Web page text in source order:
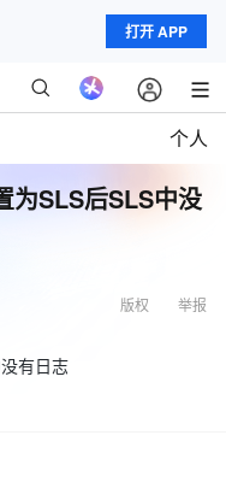
打开 APP
个人
为SLS后SLS中没
举报
版权
有日志